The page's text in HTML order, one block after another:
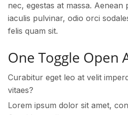
nec, egestas at massa.
iaculis pulvinar, odio orci
felis quam sit.
One Toggle Open
Curabitur eget leo at velit
vitaes?
Lorem ipsum dolor sit amet,